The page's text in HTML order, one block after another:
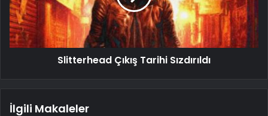
Slitterhead Çıkış Tarihi Sızdırıldı
İlgili Makaleler